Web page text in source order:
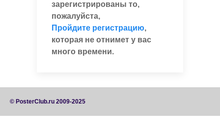
зарегистрированы то,
пожалуйста,
Пройдите регистрацию,
которая не отнимет у вас
много времени.
© PosterClub.ru 2009-2025